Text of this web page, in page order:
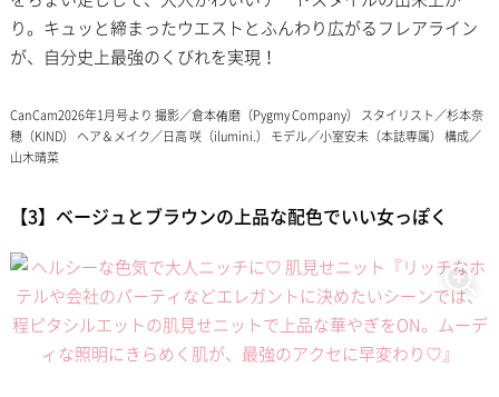
り。キュッと締まったウエストとふんわり広がるフレアライン
が、自分史上最強のくびれを実現！
CanCam2026年1月号より 撮影／倉本侑磨（Pygmy Company） スタイリスト／杉本奈
穂（KIND） ヘア＆メイク／日高 咲（ilumini.） モデル／小室安未（本誌専属） 構成／
山木晴菜
【3】ベージュとブラウンの上品な配色でいい女っぽく